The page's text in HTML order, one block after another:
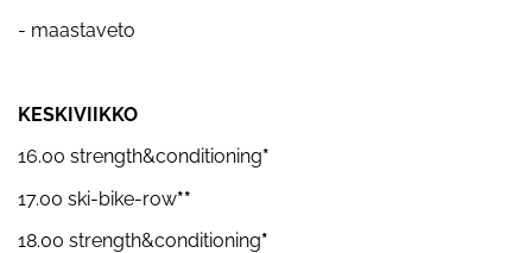
- maastaveto
KESKIVIIKKO
16.00 strength&conditioning*
17.00 ski-bike-row**
18.00 strength&conditioning*